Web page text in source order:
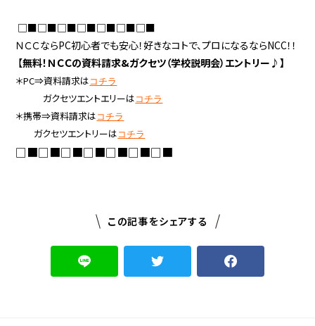
□■□■□■□■□■□■□■
ＮＣＣならPC初心者でも安心！好きなコトで、プロになるならNCC！！
【無料！ＮＣＣの資料請求&ガクセツ（学校説明会）エントリー♪】
＊PC⇒資料請求は コチラ
ガクセツエントエリーは コチラ
＊携帯⇒資料請求は コチラ
ガクセツエントリーは コチラ
□■□■□■□■□■□■□■
この記事をシェアする